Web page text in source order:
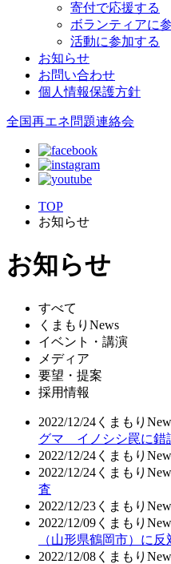
寄付で応援する
ボランティアに
活動に参加する
お知らせ
お問い合わせ
個人情報保護方針
全国再エネ問題連絡会
TOP
お知らせ
お知らせ
すべて
くまもりNews
イベント・講演
メディア
要望・提案
採用情報
2022/12/24 くまもり
グマ イノシシ罠に錯
2022/12/24 くまもり
2022/12/24 くまもり
査
2022/12/23 くまもり
2022/12/09 くまもり
（山形県鶴岡市）に
2022/12/08 くまもり